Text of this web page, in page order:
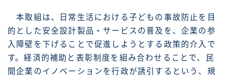
本取組は、日常生活における子どもの事故防止を目
的とした安全設計製品・サービスの普及を、企業の参
入障壁を下げることで促進しようとする政策的介入で
す。経済的補助と表彰制度を組み合わせることで、民
間企業のイノベーションを行政が誘引するという、規